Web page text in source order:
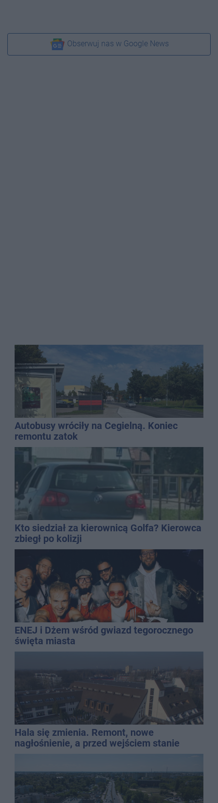
Obserwuj nas w Google News
Autobusy wróciły na Cegielną. Koniec
remontu zatok
Kto siedział za kierownicą Golfa? Kierowca
zbiegł po kolizji
ENEJ i Dżem wśród gwiazd tegorocznego
święta miasta
Hala się zmienia. Remont, nowe
nagłośnienie, a przed wejściem stanie